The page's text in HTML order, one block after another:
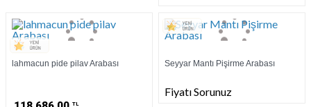
lahmacun pide pilav Arabası
TL
Seyyar Mantı Pişirme Arabası
Fiyatı Sorunuz